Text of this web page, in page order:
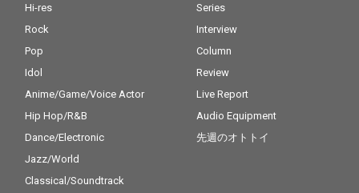
Hi-res
Rock
Pop
Idol
Anime/Game/Voice Actor
Hip Hop/R&B
Dance/Electronic
Jazz/World
Classical/Soundtrack
Series
Interview
Column
Review
Live Report
Audio Equipment
先週のオトトイ